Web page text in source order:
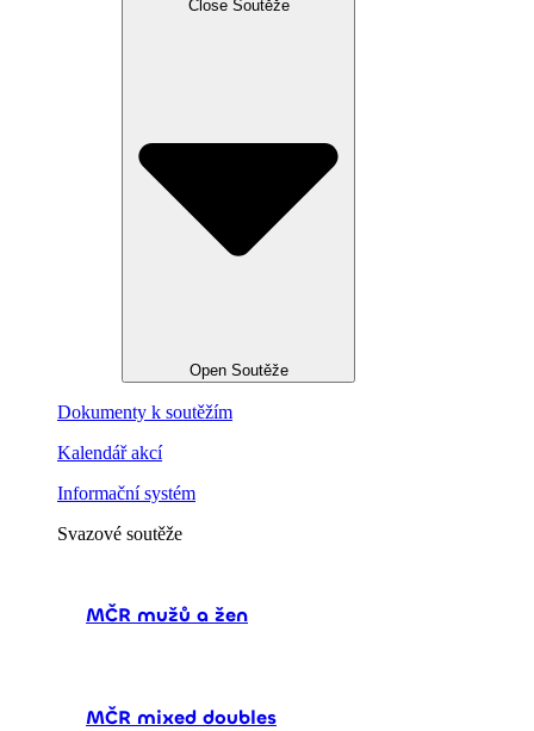
Close Soutěže
Open Soutěže
Dokumenty k soutěžím
Kalendář akcí
Informační systém
Svazové soutěže
MČR mužů a žen
MČR mixed doubles